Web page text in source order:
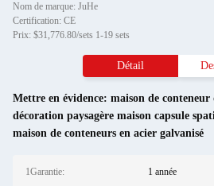
Nom de marque: JuHe
Certification: CE
Prix: $31,776.80/sets 1-19 sets
Détail
Mettre en évidence: maison de conteneur
décoration paysagère maison capsule
maison de conteneurs en acier galvanisé
1Garantie: 1 année